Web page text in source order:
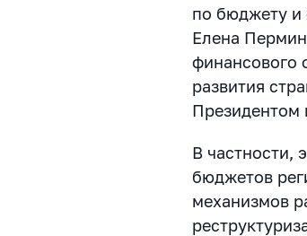
по бюджету и
Елена
финансового
развития
Президентом
В частности,
бюджетов
механизмов